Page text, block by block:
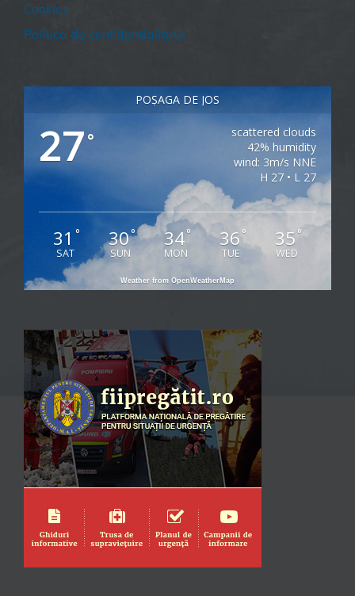
Cookies
Politica de confidentialitate
POȘAGA DE JOS
27°
scattered clouds
42% humidity
wind: 3m/s NNE
H 27 • L 27
31 °
SAT
30°
SUN
34°
MON
36 °
TUE
35 °
WED
Weather from OpenWeatherMap